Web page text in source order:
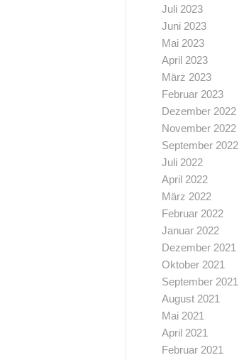
Juli 2023
Juni 2023
Mai 2023
April 2023
März 2023
Februar 2023
Dezember 2022
November 2022
September 2022
Juli 2022
April 2022
März 2022
Februar 2022
Januar 2022
Dezember 2021
Oktober 2021
September 2021
August 2021
Mai 2021
April 2021
Februar 2021